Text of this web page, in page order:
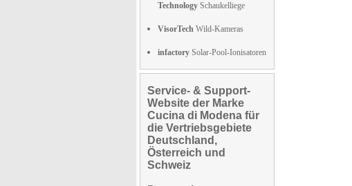
Technology Schaukelliege
VisorTech Wild-Kameras
infactory Solar-Pool-Ionisatoren
Service- & Support-
Website der Marke
Cucina di Modena für
die Vertriebsgebiete
Deutschland,
Österreich und
Schweiz